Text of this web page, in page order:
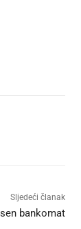
Sljedeći članak
bankomat